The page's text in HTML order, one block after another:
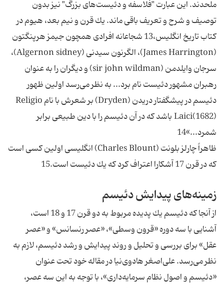
ملحدند. اين عبارت "فلاسفه و دئيست‌هاى بزرگ" نيز بدون
توصيف و شرح و تعريف باقى ماند. يك قرن و نيم بعد، هيوم در
كتاب تاريخ انگليس،13 شجاعانه افرادى همچون جيمز هرپنگتون
(James Harrington)، الگرنون سيدنى (Algernon sidney)،
سرجان وايلدمن (sir john wildman) و ديگران را به عنوان
رهبران مشهور دئيست نام برد... به نظر مى‌رسد اولين ظهور
دئيسم در پيشگفتار دريدن (Dryden) بر شعرش با نام Religio
Laici(1682) باشد كه در آن دئيسم را با دين طبيعى برابر
شمرد...»14
ظاهراً چارلز بلونت (Charles Blount) انگليسى اولين كسى است
كه در قرن 17 آشكارا اعتراف كرد كه يك دئيست است.15
زمينه‌هاى پيدايش دئيسم‌
از آنجا كه دئيسم يك پديده مربوط به دو قرن 17 و 18 است،
آشنايى با سه دوره «قرون وسطى»، «عصر رنسانس» و «عصر
عقل» براى بررسى و تحليل و روند پيدايش و رشد دئيسم، لازم به
نظر مى‌رسد. على‌اصغر هادوى‌نيا در مقاله خود تحت عنوان
«دئيسم و اصول نظام سرمايه‌دارى»، با توجه به اين سه عصر،